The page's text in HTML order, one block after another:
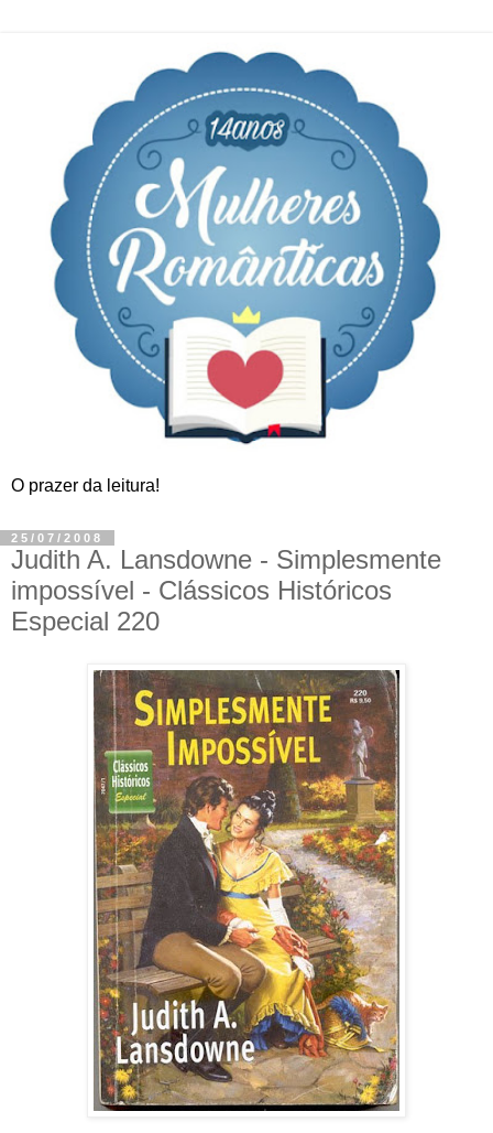
O prazer da leitura!
25/07/2008
Judith A. Lansdowne - Simplesmente
impossível - Clássicos Históricos
Especial 220